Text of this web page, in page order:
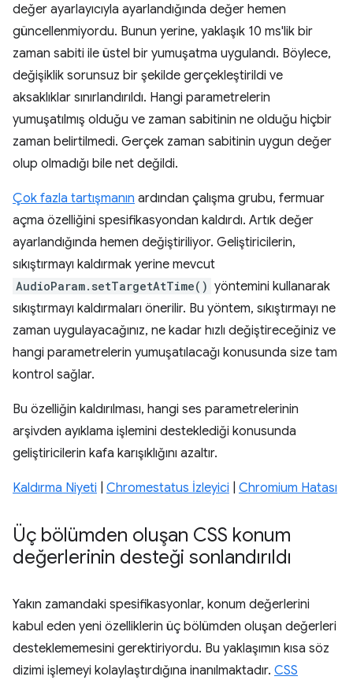
değer ayarlayıcıyla ayarlandığında değer hemen
güncellenmiyordu. Bunun yerine, yaklaşık 10 ms'lik bir
zaman sabiti ile üstel bir yumuşatma uygulandı. Böylece,
değişiklik sorunsuz bir şekilde gerçekleştirildi ve
aksaklıklar sınırlandırıldı. Hangi parametrelerin
yumuşatılmış olduğu ve zaman sabitinin ne olduğu hiçbir
zaman belirtilmedi. Gerçek zaman sabitinin uygun değer
olup olmadığı bile net değildi.
Çok fazla tartışmanın ardından çalışma grubu, fermuar
açma özelliğini spesifikasyondan kaldırdı. Artık değer
ayarlandığında hemen değiştiriliyor. Geliştiricilerin,
sıkıştırmayı kaldırmak yerine mevcut
AudioParam.setTargetAtTime() yöntemini kullanarak
sıkıştırmayı kaldırmaları önerilir. Bu yöntem, sıkıştırmayı ne
zaman uygulayacağınız, ne kadar hızlı değiştireceğiniz ve
hangi parametrelerin yumuşatılacağı konusunda size tam
kontrol sağlar.
Bu özelliğin kaldırılması, hangi ses parametrelerinin
arşivden ayıklama işlemini desteklediği konusunda
geliştiricilerin kafa karışıklığını azaltır.
Kaldırma Niyeti Chromestatus İzleyici Chromium Hatası
Üç bölümden oluşan CSS konum
değerlerinin desteği sonlandırıldı
Yakın zamandaki spesifikasyonlar, konum değerlerini
kabul eden yeni özelliklerin üç bölümden oluşan değerleri
desteklememesini gerektiriyordu. Bu yaklaşımın kısa söz
dizimi işlemeyi kolaylaştırdığına inanılmaktadır. CSS